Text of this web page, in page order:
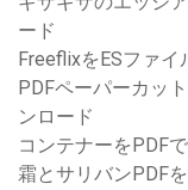
ード
FreeflixをESファ
PDFペーパーカッ
ンロード
コンテナーをPDF
霜とサリバンPDF